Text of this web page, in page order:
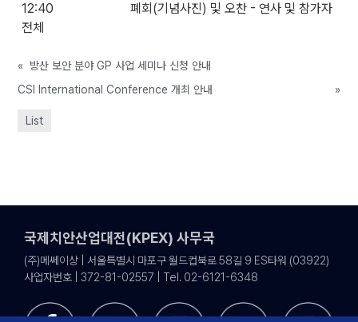
12:40 폐회(기념사진) 및 오찬 - 연사 및 참가자
전체
«
방산 보안 분야 GP 사업 세미나 신청 안내
CSI International Conference 개최 안내
»
List
국제치안산업대전(KPEX) 사무국
(주)메쎄이상 | 서울특별시 마포구 월드컵북로 58길 9 ES타워 (03922)
사업자번호 | 372-81-02557 | Tel. 02-6121-6348